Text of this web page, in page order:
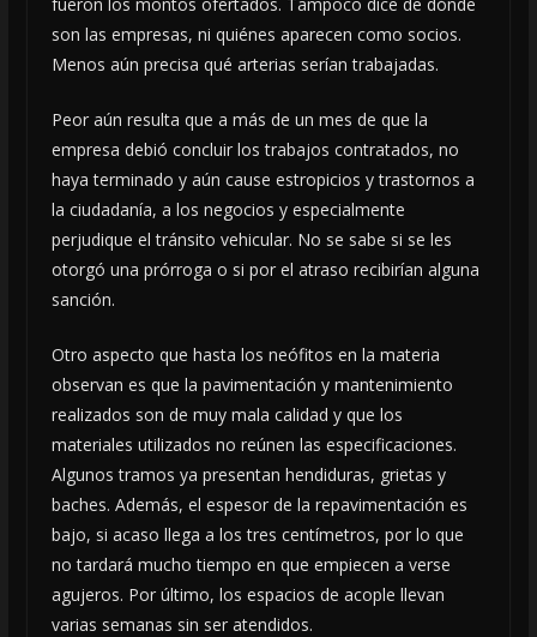
son las empresas, ni quiénes aparecen como socios.
Menos aún precisa qué arterias serían trabajadas.
Peor aún resulta que a más de un mes de que la
empresa debió concluir los trabajos contratados, no
haya terminado y aún cause estropicios y trastornos a
la ciudadanía, a los negocios y especialmente
perjudique el tránsito vehicular. No se sabe si se les
otorgó una prórroga o si por el atraso recibirían alguna
sanción.
Otro aspecto que hasta los neófitos en la materia
observan es que la pavimentación y mantenimiento
realizados son de muy mala calidad y que los
materiales utilizados no reúnen las especificaciones.
Algunos tramos ya presentan hendiduras, grietas y
baches. Además, el espesor de la repavimentación es
bajo, si acaso llega a los tres centímetros, por lo que
no tardará mucho tiempo en que empiecen a verse
agujeros. Por último, los espacios de acople llevan
varias semanas sin ser atendidos.